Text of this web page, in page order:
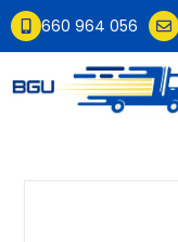
660 964 056